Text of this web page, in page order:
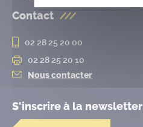
Contact
02 28 25 20 00
02 28 25 20 10
Nous contacter
S'inscrire à la newsletter